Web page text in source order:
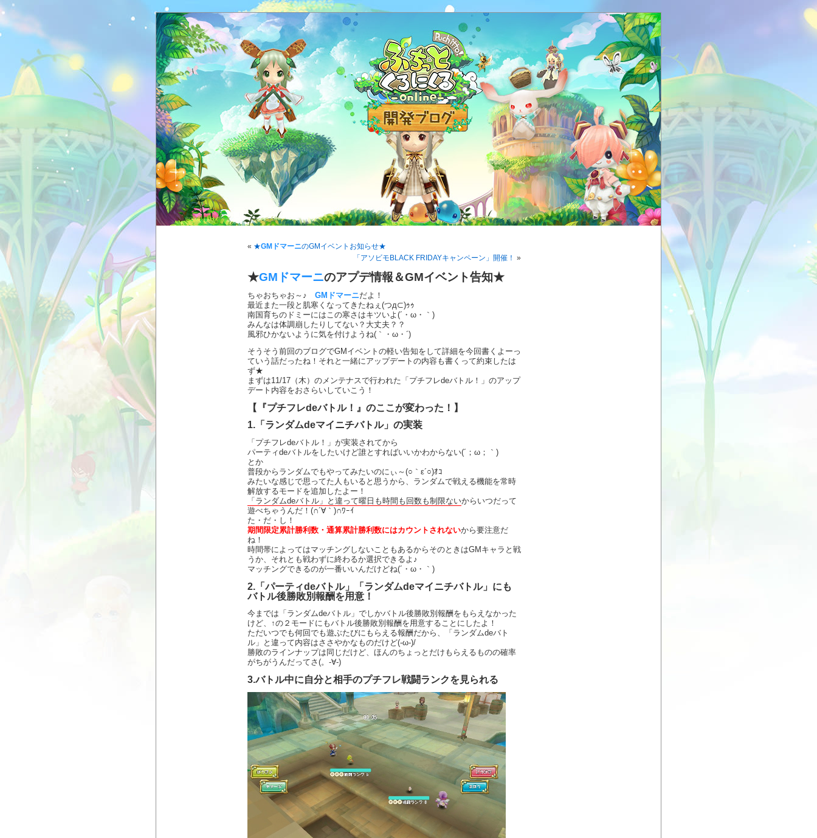
« ★GMドマーニのGMイベントお知らせ★
「アソビモBLACK FRIDAYキャンペーン」開催！ »
★GMドマーニのアプデ情報＆GMイベント告知★
ちゃおちゃお～♪ GMドマーニだよ！
最近また一段と肌寒くなってきたねぇ(つд⊂)ｩｩ
南国育ちのドミーにはこの寒さはキツいよ(´・ω・｀)
みんなは体調崩したりしてない？大丈夫？？
風邪ひかないように気を付けようね(｀・ω・´)
そうそう前回のブログでGMイベントの軽い告知をして詳細を今回書くよーっ
ていう話だったね！それと一緒にアップデートの内容も書くって約束したは
ず★
まずは11/17（木）のメンテナスで行われた「プチフレdeバトル！」のアップ
デート内容をおさらいしていこう！
【『プチフレdeバトル！』のここが変わった！】
1.「ランダムdeマイニチバトル」の実装
「プチフレdeバトル！」が実装されてから
パーティdeバトルをしたいけど誰とすればいいかわからない(´；ω；｀)
とか
普段からランダムでもやってみたいのにぃ～(○｀ε´○)ｵｺ
みたいな感じで思ってた人もいると思うから、ランダムで戦える機能を常時
解放するモードを追加したよー！
「ランダムdeバトル」と違って曜日も時間も回数も制限ないからいつだって
遊べちゃうんだ！(∩´∀｀)∩ﾜｰｲ
た・だ・し！
期間限定累計勝利数・通算累計勝利数にはカウントされないから要注意だ
ね！
時間帯によってはマッチングしないこともあるからそのときはGMキャラと戦
うか、それとも戦わずに終わるか選択できるよ♪
マッチングできるのが一番いいんだけどね(´・ω・｀)
2.「パーティdeバトル」「ランダムdeマイニチバトル」にも
バトル後勝敗別報酬を用意！
今までは「ランダムdeバトル」でしかバトル後勝敗別報酬をもらえなかった
けど、↑の２モードにもバトル後勝敗別報酬を用意することにしたよ！
ただいつでも何回でも遊ぶたびにもらえる報酬だから、「ランダムdeバト
ル」と違って内容はささやかなものだけど(-ω-)/
勝敗のラインナップは同じだけど、ほんのちょっとだけもらえるものの確率
がちがうんだってさ(。-∀-)
3.バトル中に自分と相手のプチフレ戦闘ランクを見られる